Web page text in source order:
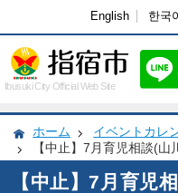
English 한국
Ibusuki City Official Web Site
ホーム
イベントカレ
【中止】7月育児相談(山
【中止】7月育児